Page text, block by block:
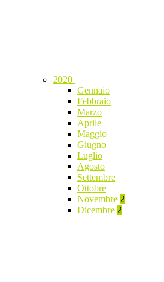
2020
Gennaio
Febbraio
Marzo
Aprile
Maggio
Giugno
Luglio
Agosto
Settembre
Ottobre
Novembre 2
Dicembre 2